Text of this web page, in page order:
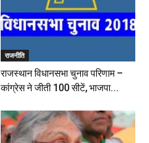
राजनीति
राजस्थान विधानसभा चुनाव परिणाम –
कांग्रेस ने जीती 100 सीटें, भाजपा...